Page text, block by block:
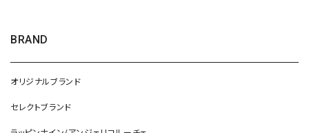
BRAND
オリジナルブランド
セレクトブランド